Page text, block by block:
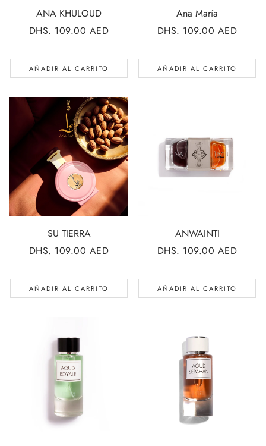
ANA KHULOUD
PRECIO
DHS. 109.00 AED
AÑADIR AL CARRITO
Ana María
PRECIO
DHS. 109.00 AED
AÑADIR AL CARRITO
SU TIERRA
PRECIO
DHS. 109.00 AED
AÑADIR AL CARRITO
ANWAINTI
PRECIO
DHS. 109.00 AED
AÑADIR AL CARRITO